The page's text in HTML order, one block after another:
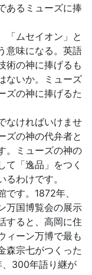
あるミューズに捧
「ムセイオン」と
意味になる。英語
術の神に捧げるも
ないか。ミューズ
ズの神に捧げるた
なければいけませ
ズの神の代弁者と
。ミューズの神の
て「逸品」をつく
わけです。
す。1872年、
万国博覧会の展示
すると、高岡に住
ィーン万博で最も
森宗七がつくった
300年語り継が